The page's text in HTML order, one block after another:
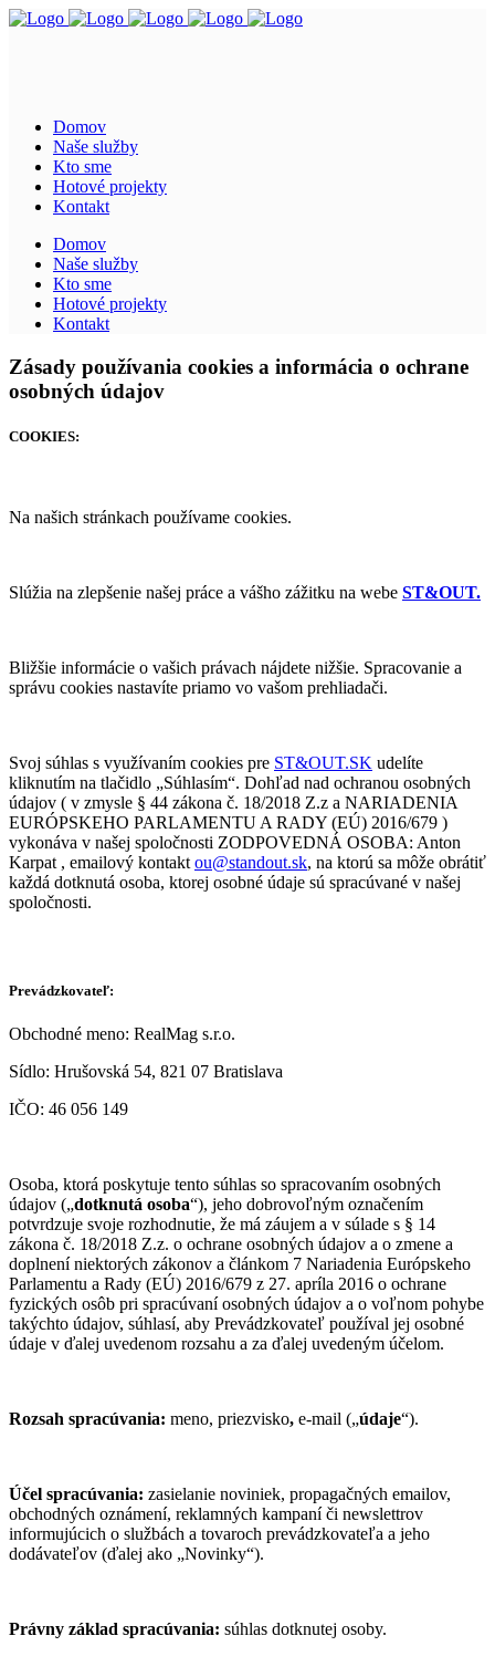
Domov
Naše služby
Kto sme
Hotové projekty
Kontakt
Domov
Naše služby
Kto sme
Hotové projekty
Kontakt
Zásady používania cookies a informácia o ochrane
osobných údajov
COOKIES:
Na našich stránkach používame cookies.
Slúžia na zlepšenie našej práce a vášho zážitku na webe ST&OUT.
Bližšie informácie o vašich právach nájdete nižšie. Spracovanie a
správu cookies nastavíte priamo vo vašom prehliadači.
Svoj súhlas s využívaním cookies pre ST&OUT.SK udelíte
kliknutím na tlačidlo „Súhlasím“. Dohľad nad ochranou osobných
údajov ( v zmysle § 44 zákona č. 18/2018 Z.z a NARIADENIA
EURÓPSKEHO PARLAMENTU A RADY (EÚ) 2016/679 )
vykonáva v našej spoločnosti ZODPOVEDNÁ OSOBA: Anton
Karpat , emailový kontakt ou@standout.sk, na ktorú sa môže obrátiť
každá dotknutá osoba, ktorej osobné údaje sú spracúvané v našej
spoločnosti.
Prevádzkovateľ:
Obchodné meno: RealMag s.r.o.
Sídlo: Hrušovská 54, 821 07 Bratislava
IČO: 46 056 149
Osoba, ktorá poskytuje tento súhlas so spracovaním osobných
údajov („dotknutá osoba“), jeho dobrovoľným označením
potvrdzuje svoje rozhodnutie, že má záujem a v súlade s § 14
zákona č. 18/2018 Z.z. o ochrane osobných údajov a o zmene a
doplnení niektorých zákonov a článkom 7 Nariadenia Európskeho
Parlamentu a Rady (EÚ) 2016/679 z 27. apríla 2016 o ochrane
fyzických osôb pri spracúvaní osobných údajov a o voľnom pohybe
takýchto údajov, súhlasí, aby Prevádzkovateľ používal jej osobné
údaje v ďalej uvedenom rozsahu a za ďalej uvedeným účelom.
Rozsah spracúvania: meno, priezvisko, e-mail („údaje“).
Účel spracúvania: zasielanie noviniek, propagačných emailov,
obchodných oznámení, reklamných kampaní či newslettrov
informujúcich o službách a tovaroch prevádzkovateľa a jeho
dodávateľov (ďalej ako „Novinky“).
Právny základ spracúvania: súhlas dotknutej osoby.